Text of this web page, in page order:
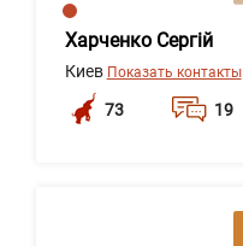
Харченко Сергій
Киев Показать контакты
73 19